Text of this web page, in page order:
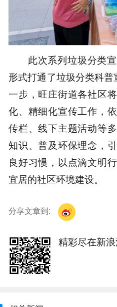
此次系列垃圾分类
形式打通了垃圾分类科普
一步，旺庄街道各社区
化、精细化宣传工作，
传栏、线下主题活动等
知识、普及环保理念，
良好习惯，以点滴文明
宜居的社区环境建设。
分享文章到:
精彩尽在新浪